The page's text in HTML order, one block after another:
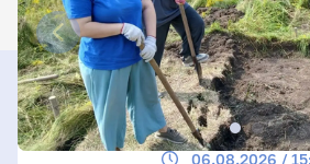
06.08.2026 /